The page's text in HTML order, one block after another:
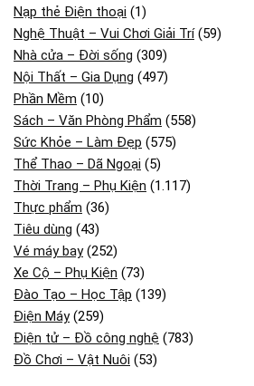
Nạp thẻ Điện thoại (1)
Nghệ Thuật – Vui Chơi Giải Trí(59)
Nhà cửa – Đời sống (309)
Nội Thất – Gia Dụng (497)
Phần Mềm (10)
Sách – Văn Phòng Phẩm (558)
Sức Khỏe – Làm Đẹp (575)
Thể Thao – Dã Ngoại (5)
Thời Trang – Phụ Kiện (1.117)
Thực phẩm (36)
Tiêu dùng (43)
Vé máy bay(252)
Xe Cộ – Phụ Kiện (73)
Đào Tạo – Học Tập (139)
Điện Máy(259)
Điện tử – Đồ công nghệ (783)
Đồ Chơi – Vật Nuôi (53)